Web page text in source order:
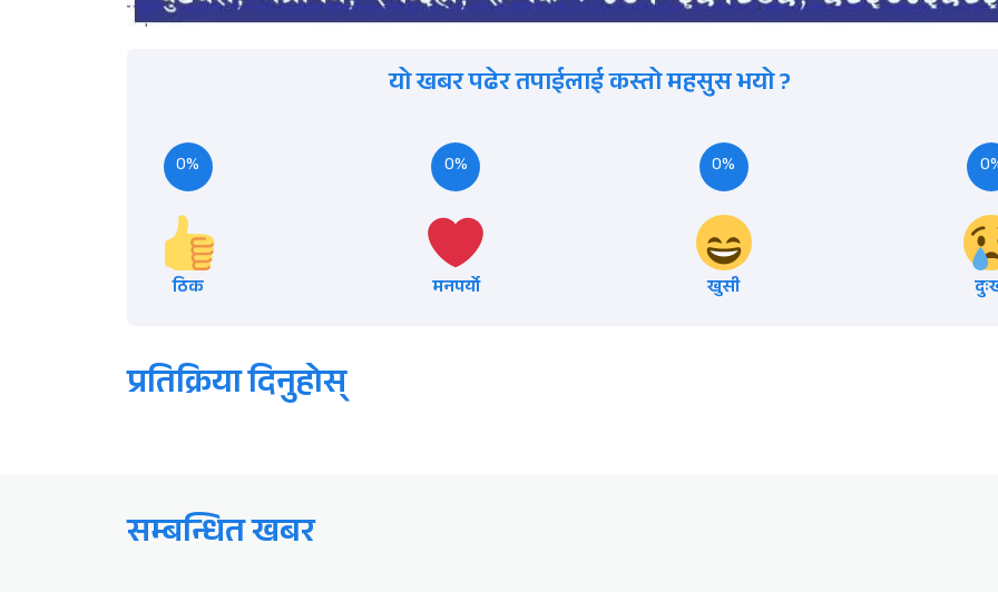
यो खबर पढेर तपाईलाई कस्तो महसुस भयो ?
0%
ठिक
0%
मनपर्यो
0%
खुसी
प्रतिक्रिया दिनुहोस्
सम्बन्धित खबर